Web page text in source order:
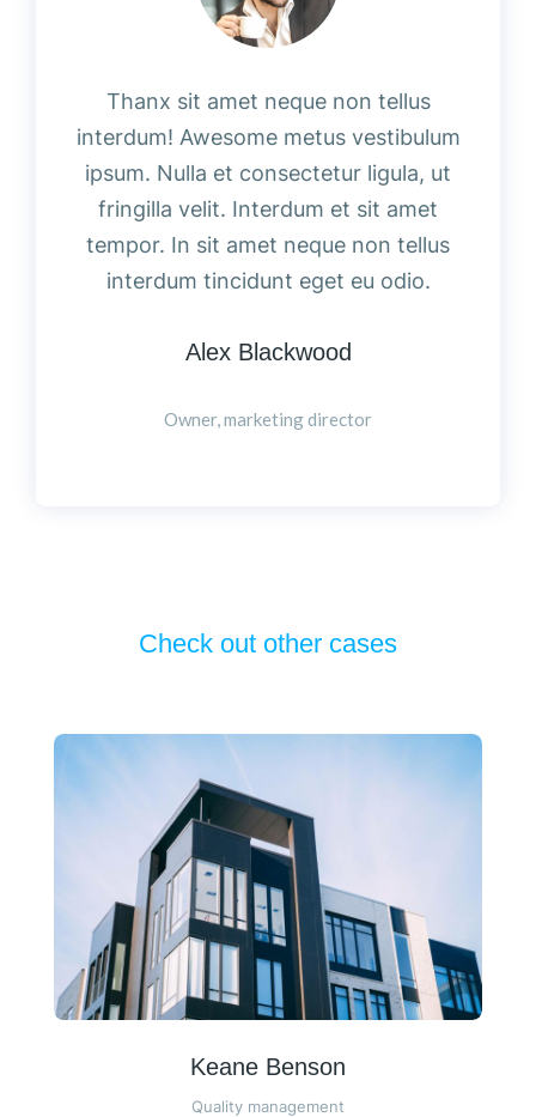
Thanx sit amet neque non tellus
interdum! Awesome metus vestibulum
ipsum. Nulla et consectetur ligula, ut
fringilla velit. Interdum et sit amet
tempor. In sit amet neque non tellus
interdum tincidunt eget eu odio.
Alex Blackwood
Owner, marketing director
Check out other cases
Keane Benson
Quality management